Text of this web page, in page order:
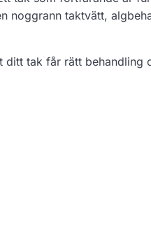
noggrann taktvätt,
ditt tak får rätt behandling